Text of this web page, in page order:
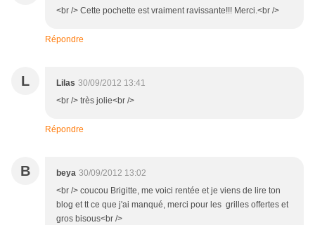
<br /> Cette pochette est vraiment ravissante!!! Merci.<br />
Répondre
L Lilas 30/09/2012 13:41
<br /> très jolie<br />
Répondre
B beya 30/09/2012 13:02
<br /> coucou Brigitte, me voici rentée et je viens de lire ton
blog et tt ce que j'ai manqué, merci pour les grilles offertes et
gros bisous<br />